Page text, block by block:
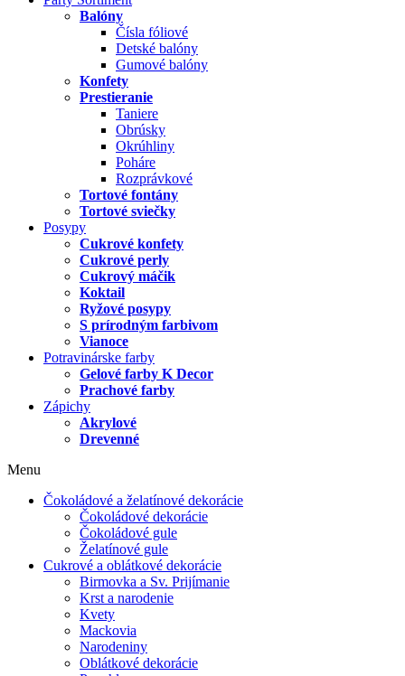
Balóny
Čísla fóliové
Detské balóny
Gumové balóny
Konfety
Prestieranie
Taniere
Obrúsky
Okrúhliny
Poháre
Rozprávkové
Tortové fontány
Tortové sviečky
Posypy
Cukrové konfety
Cukrové perly
Cukrový máčik
Koktail
Ryžové posypy
S prírodným farbivom
Vianoce
Potravinárske farby
Gelové farby K Decor
Prachové farby
Zápichy
Akrylové
Drevenné
Menu
Čokoládové a želatínové dekorácie
Čokoládové dekorácie
Čokoládové gule
Želatínové gule
Cukrové a oblátkové dekorácie
Birmovka a Sv. Prijímanie
Krst a narodenie
Kvety
Mackovia
Narodeniny
Oblátkové dekorácie